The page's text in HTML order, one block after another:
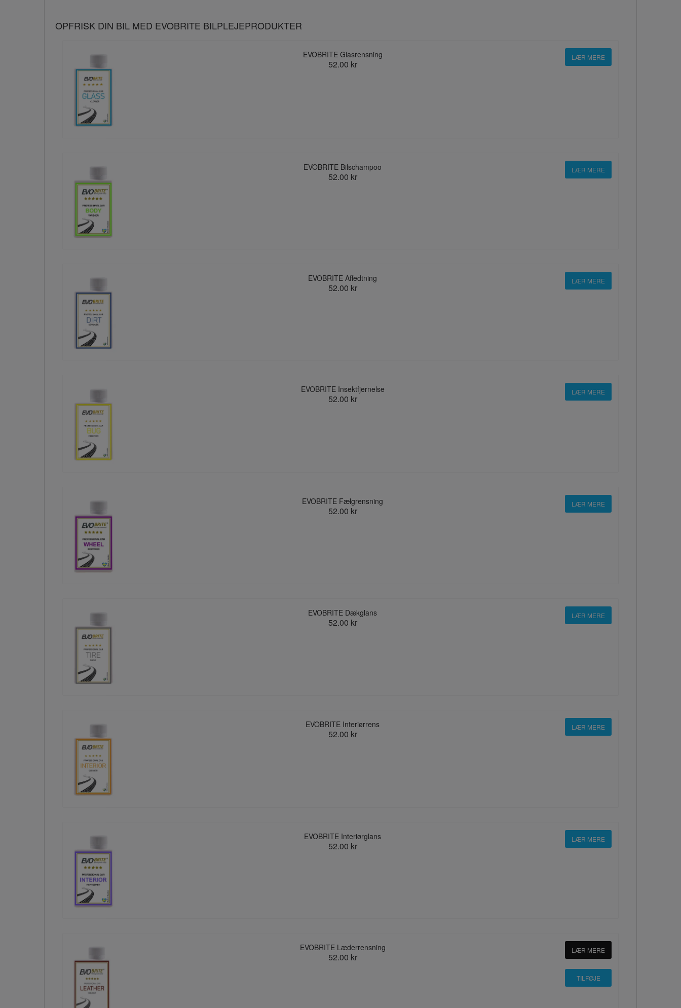
OPFRISK DIN BIL MED EVOBRITE BILPLEJEPRODUKTER
EVOBRITE Glasrensning
52.00 kr
LÆR MERE
EVOBRITE Bilschampoo
52.00 kr
LÆR MERE
EVOBRITE Affedtning
52.00 kr
LÆR MERE
EVOBRITE Insektfjernelse
52.00 kr
LÆR MERE
EVOBRITE Fælgrensning
52.00 kr
LÆR MERE
EVOBRITE Dækglans
52.00 kr
LÆR MERE
EVOBRITE Interiørrens
52.00 kr
LÆR MERE
EVOBRITE Interiørglans
52.00 kr
LÆR MERE
EVOBRITE Læderrensning
52.00 kr
LÆR MERE